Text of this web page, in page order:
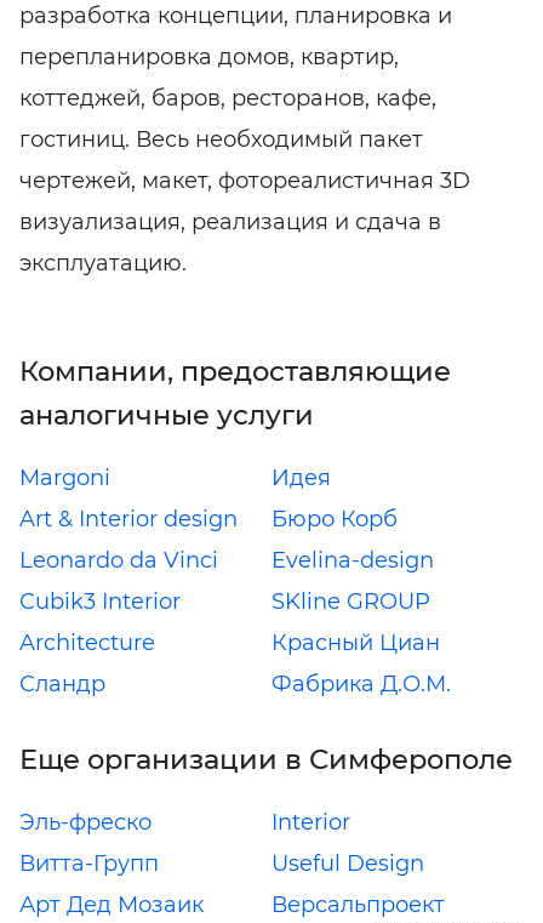
разработка концепции, планировка и
перепланировка домов, квартир,
коттеджей, баров, ресторанов, кафе,
гостиниц. Весь необходимый пакет
чертежей, макет, фотореалистичная 3D
визуализация, реализация и сдача в
эксплуатацию.
Компании, предоставляющие
аналогичные услуги
Margoni
Идея
Art & Interior design
Leonardo da Vinci
Бюро Корб
Evelina-design
Cubik3 Interior
Architecture
SKline GROUP
Красный Циан
Сландр
Фабрика Д.О.М.
Еще организации в Симферополе
Эль-фреско
Interior
Витта-Групп
Useful Design
Арт Дед Мозаик
Версальпроект